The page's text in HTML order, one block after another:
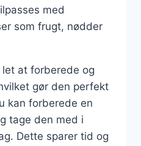
med
som frugt, nødder
at forberede og
gør den perfekt
kan forberede en
tage den med i
Dette sparer tid og